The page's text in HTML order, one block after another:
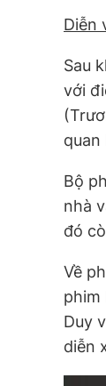
Diễn
Sau
với
quan
Bộ
nhà
đó
Về
phim
Duy
diễn